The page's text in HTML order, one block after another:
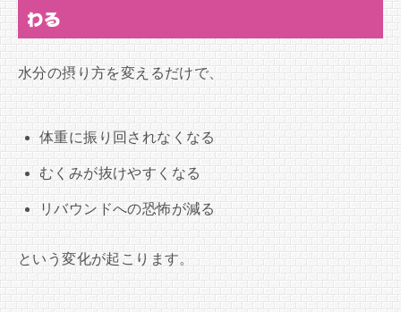
わる
水分の摂り方を変えるだけで、
体重に振り回されなくなる
むくみが抜けやすくなる
リバウンドへの恐怖が減る
という変化が起こります。